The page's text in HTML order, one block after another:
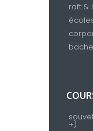
raft &
+)